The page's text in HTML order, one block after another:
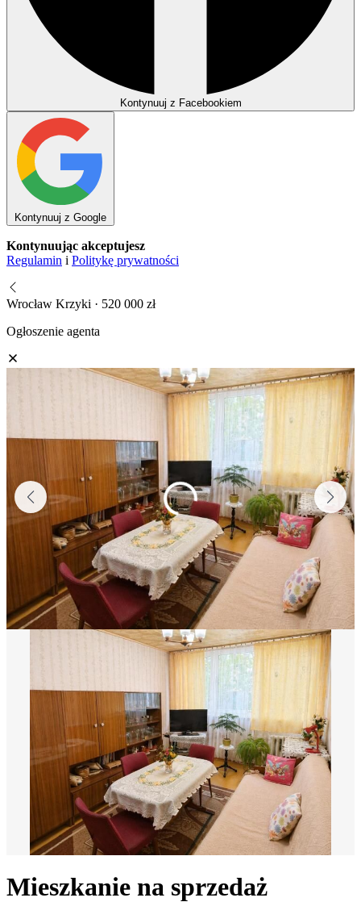
Kontynuuj z Facebookiem
Kontynuuj z Google
Kontynuując akceptujesz
Regulamin i Politykę prywatności
Wrocław Krzyki · 520 000 zł
Ogłoszenie agenta
Mieszkanie na sprzedaż